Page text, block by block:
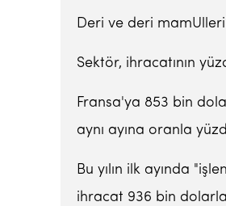
Deri ve deri mamUlleri
Sektör, ihracatının
Fransa'ya 853 bin
aynı ayına oranla
Bu yılın ilk ayında
ihracat 936 bin dolarla